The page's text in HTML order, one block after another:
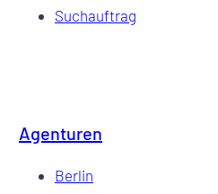
Suchauftrag
Agenturen
Berlin